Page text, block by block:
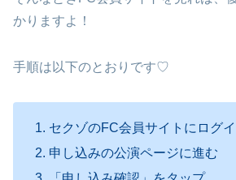
かりますよ！
手順は以下のとおりです♡
セクゾのFC会員サイトにログ
申し込みの公演ページに進む